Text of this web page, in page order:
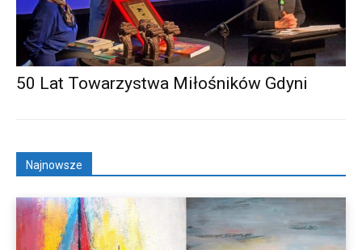
50 Lat Towarzystwa Miłośników Gdyni
Najnowsze